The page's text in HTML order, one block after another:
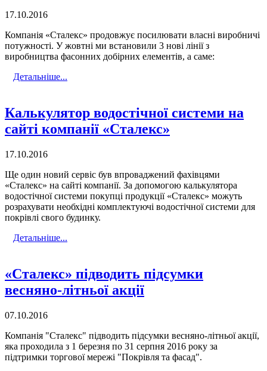
17.10.2016
Компанія «Сталекс» продовжує посилювати власні виробничі
потужності. У жовтні ми встановили 3 нові лінії з
виробництва фасонних добірних елементів, а саме:
Детальніше...
Калькулятор водостічної системи на
сайті компанії «Сталекс»
17.10.2016
Ще один новий сервіс був впроваджений фахівцями
«Сталекс» на сайті компанії. За допомогою калькулятора
водостічної системи покупці продукції «Сталекс» можуть
розрахувати необхідні комплектуючі водостічної системи для
покрівлі свого будинку.
Детальніше...
«Сталекс» підводить підсумки
весняно-літньої акції
07.10.2016
Компанія "Сталекс" підводить підсумки весняно-літньої акції,
яка проходила з 1 березня по 31 серпня 2016 року за
підтримки торгової мережі "Покрівля та фасад".